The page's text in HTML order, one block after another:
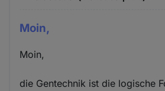
Moin,
Moin,
die Gentechnik ist die logische